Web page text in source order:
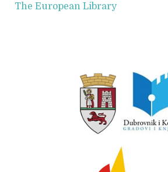
The European Library